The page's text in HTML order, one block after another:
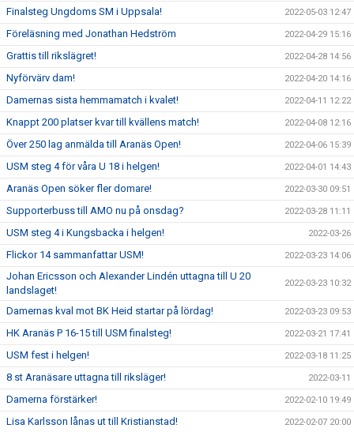
Finalsteg Ungdoms SM i Uppsala! 2022-05-03 12:47
Föreläsning med Jonathan Hedström 2022-04-29 15:16
Grattis till rikslägret! 2022-04-28 14:56
Nyförvärv dam! 2022-04-20 14:16
Damernas sista hemmamatch i kvalet! 2022-04-11 12:22
Knappt 200 platser kvar till kvällens match! 2022-04-08 12:16
Över 250 lag anmälda till Aranäs Open! 2022-04-06 15:39
USM steg 4 för våra U 18 i helgen! 2022-04-01 14:43
Aranäs Open söker fler domare! 2022-03-30 09:51
Supporterbuss till AMO nu på onsdag? 2022-03-28 11:11
USM steg 4 i Kungsbacka i helgen! 2022-03-26
Flickor 14 sammanfattar USM! 2022-03-23 14:06
Johan Ericsson och Alexander Lindén uttagna till U 20
landslaget!
2022-03-23 10:32
Damernas kval mot BK Heid startar på lördag! 2022-03-23 09:53
HK Aranäs P 16-15 till USM finalsteg! 2022-03-21 17:41
USM fest i helgen! 2022-03-18 11:25
8 st Aranäsare uttagna till riksläger! 2022-03-11
Damerna förstärker! 2022-02-10 19:49
Lisa Karlsson lånas ut till Kristianstad! 2022-02-07 20:00